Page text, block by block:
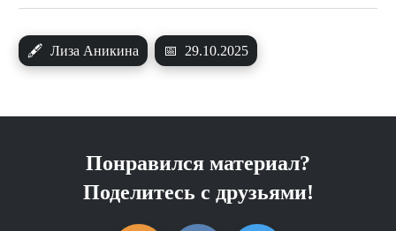
🖋 Лиза Аникина 📅 29.10.2025
Понравился материал?
Поделитесь с друзьями!